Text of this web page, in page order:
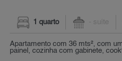
1 quarto - suíte
Apartamento com 36 mts², com
painel, cozinha com gabinete,